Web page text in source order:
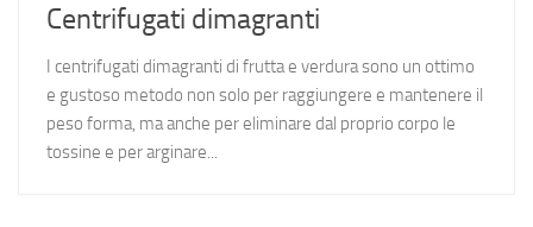
Centrifugati dimagranti
I centrifugati dimagranti di frutta e verdura sono un ottimo
e gustoso metodo non solo per raggiungere e mantenere il
peso forma, ma anche per eliminare dal proprio corpo le
tossine e per arginare...